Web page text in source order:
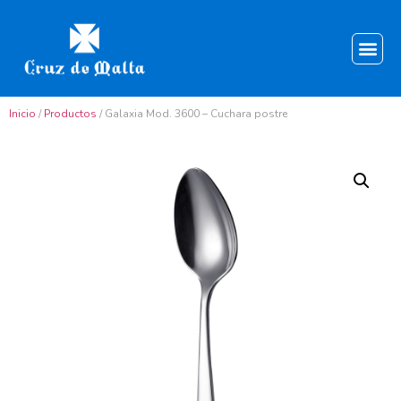
Inicio /Productos / Galaxia Mod. 3600 – Cuchara postre